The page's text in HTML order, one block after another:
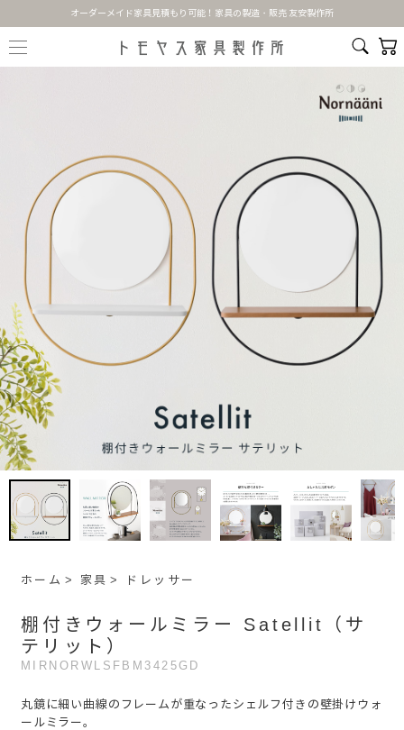
オーダーメイド家具見積もり可能！家具の製造・販売 友安製作所
ホーム 家具 ドレッサー
棚付きウォールミラー Satellit（サ
テリット）
MIRNORWLSFBM3425GD
丸鏡に細い曲線のフレームが重なったシェルフ付きの壁掛けウォ
ールミラー。